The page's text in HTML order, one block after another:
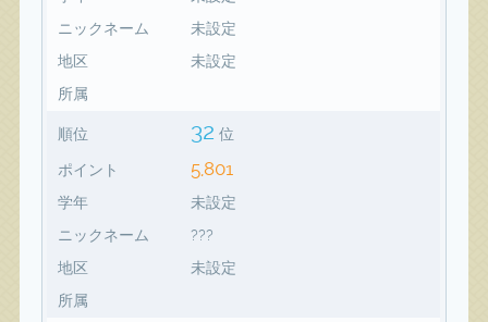
ニックネーム
未設定
地区
未設定
所属
順位 32 位
ポイント 5,801
学年
未設定
ニックネーム
???
地区
未設定
所属